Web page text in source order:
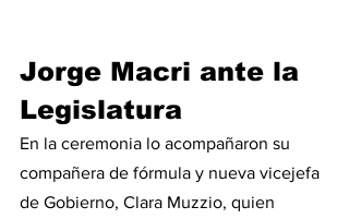
Jorge Macri ante la
Legislatura
En la ceremonia lo acompañaron su
compañera de fórmula y nueva vicejefa
de Gobierno, Clara Muzzio, quien